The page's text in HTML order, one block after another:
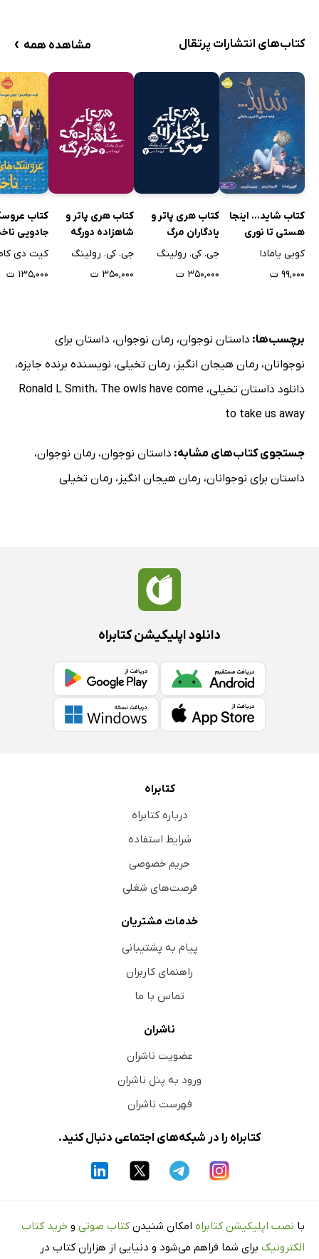
کتاب‌های انتشارات پرتقال مشاهده همه ›
کتاب شاید... اینجا
هستی تا نوری
بتابانی
کوبی یامادا
۹۹,۰۰۰ ت
کتاب هری پاتر و
یادگاران مرگ
جی. کی. رولینگ
۳۵۰,۰۰۰ ت
کتاب هری پاتر و
شاهزاده دورگه
جی. کی. رولینگ
۳۵۰,۰۰۰ ت
کتاب
جادویی
کیت دی
۱۳۵,۰۰۰ ت
برچسب‌ها: داستان نوجوان، رمان نوجوان، داستان برای
نوجوانان، رمان هیجان انگیز ، رمان تخیلی، نویسنده برنده جایزه،
دانلود داستان تخیلی، Ronald L Smith، The owls have come
to take us away
جستجوی کتاب‌های مشابه: داستان نوجوان، رمان نوجوان،
داستان برای نوجوانان، رمان هیجان انگیز ، رمان تخیلی
دانلود اپلیکیشن کتابراه
کتابراه
درباره کتابراه
شرایط استفاده
حریم خصوصی
فرصت‌های شغلی
خدمات مشتریان
پیام به پشتیبانی
راهنمای کاربران
تماس با ما
ناشران
عضویت ناشران
ورود به پنل ناشران
فهرست ناشران
کتابراه را در شبکه‌های اجتماعی دنبال کنید.
با نصب اپلیکیشن کتابراه امکان شنیدن کتاب صوتی و خرید کتاب
الکترونیک برای شما فراهم می‌شود و دنیایی از هزاران کتاب در